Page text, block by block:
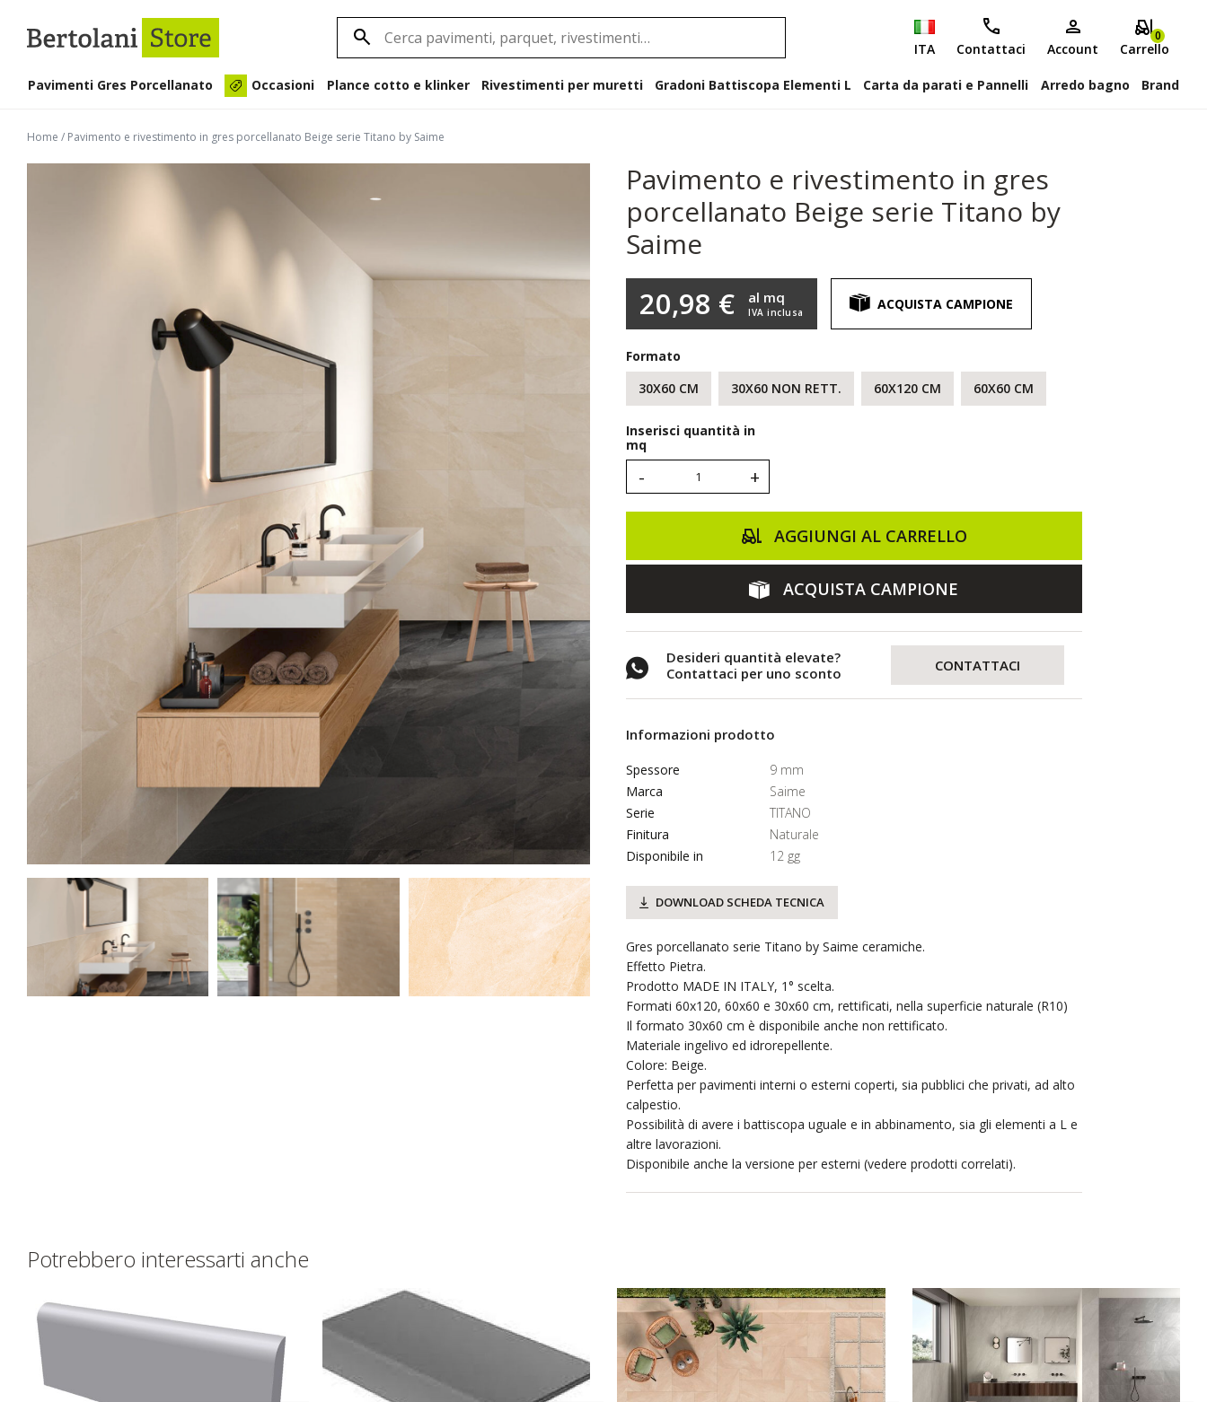
ITA Contattaci Account
0
Carrello
Pavimenti Gres Porcellanato Occasioni Plance cotto e klinker Rivestimenti per muretti Gradoni Battiscopa Elementi L Carta da parati e Pannelli Arredo bagno Brand
Home / Pavimento e rivestimento in gres porcellanato Beige serie Titano by Saime
Pavimento e rivestimento in gres
porcellanato Beige serie Titano by
Saime
20,98 € IVA inclusa
al mq ACQUISTA CAMPIONE
Formato
30X60 CM
30X60 NON RETT. 60X120 CM 60X60 CM
Inserisci quantità in
mq
- +
AGGIUNGI AL CARRELLO
ACQUISTA CAMPIONE
Desideri quantità elevate?
Contattaci per uno sconto
CONTATTACI
Informazioni prodotto
Spessore
9 mm
Marca
Saime
Serie
TITANO
Finitura
Naturale
Disponibile in
12 gg
DOWNLOAD SCHEDA TECNICA
Gres porcellanato serie Titano by Saime ceramiche.
Effetto Pietra.
Prodotto MADE IN ITALY, 1° scelta.
Formati 60x120, 60x60 e 30x60 cm, rettificati, nella superficie naturale (R10)
Il formato 30x60 cm è disponibile anche non rettificato.
Materiale ingelivo ed idrorepellente.
Colore: Beige.
Perfetta per pavimenti interni o esterni coperti, sia pubblici che privati, ad alto
calpestio.
Possibilità di avere i battiscopa uguale e in abbinamento, sia gli elementi a L e
altre lavorazioni.
Disponibile anche la versione per esterni (vedere prodotti correlati).
Potrebbero interessarti anche